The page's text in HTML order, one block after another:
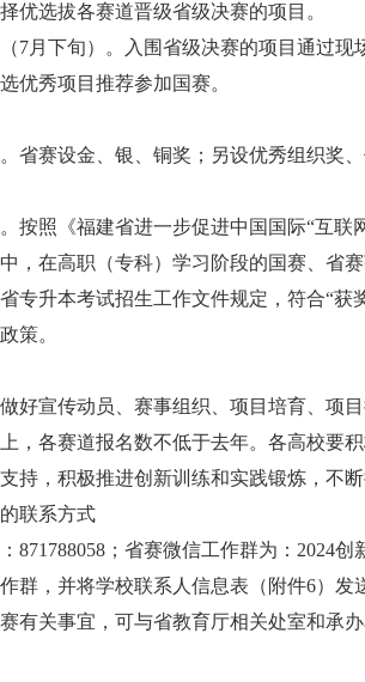
优选拔各赛道晋级省级决赛的项目。
（7月下旬）。入围省级决赛的项目通过
优秀项目推荐参加国赛。
。省赛设金、银、铜奖；另设优秀组织奖
。按照《福建省进一步促进中国国际“互
，在高职（专科）学习阶段的国赛、省
专升本考试招生工作文件规定，符合“获
策。
好宣传动员、赛事组织、项目培育、项
，各赛道报名数不低于去年。各高校要
持，积极推进创新训练和实践锻炼，不
联系方式
871788058；省赛微信工作群为：2024
群，并将学校联系人信息表（附件6）发
有关事宜，可与省教育厅相关处室和承